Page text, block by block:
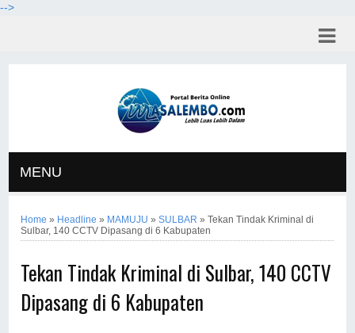
-->
MENU
Home » Headline » MAMUJU »SULBAR »Tekan Tindak Kriminal di
Sulbar, 140 CCTV Dipasang di 6 Kabupaten
Tekan Tindak Kriminal di Sulbar, 140 CCTV
Dipasang di 6 Kabupaten